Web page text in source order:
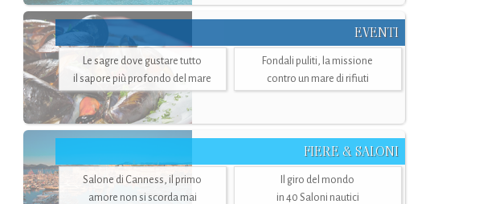
EVENTI
Le sagre dove gustare tutto
il sapore più profondo del mare
Fondali puliti, la missione
contro un mare di rifiuti
FIERE & SALONI
Salone di Canness, il primo
amore non si scorda mai
Il giro del mondo
in 40 Saloni nautici